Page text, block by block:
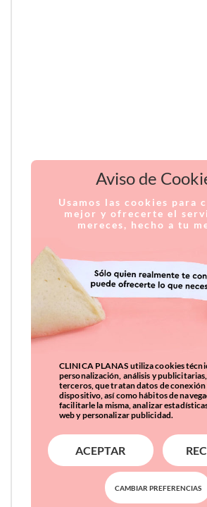
Aviso de
Usamos las cookies para
mejor y ofrecerte el
mereces, hecho a tu
CLINICA PLANAS utiliza cookies
personalización, análisis y
terceros, que tratan datos de conexión
dispositivo, así como hábitos de
facilitarle la misma, analizar
web y personalizar publicidad.
ACEPTAR
CAMBIAR PREFERENCIAS